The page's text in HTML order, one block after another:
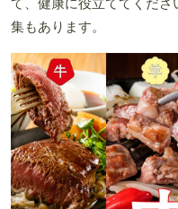
て、健康に役立ててくだ
集もあります。